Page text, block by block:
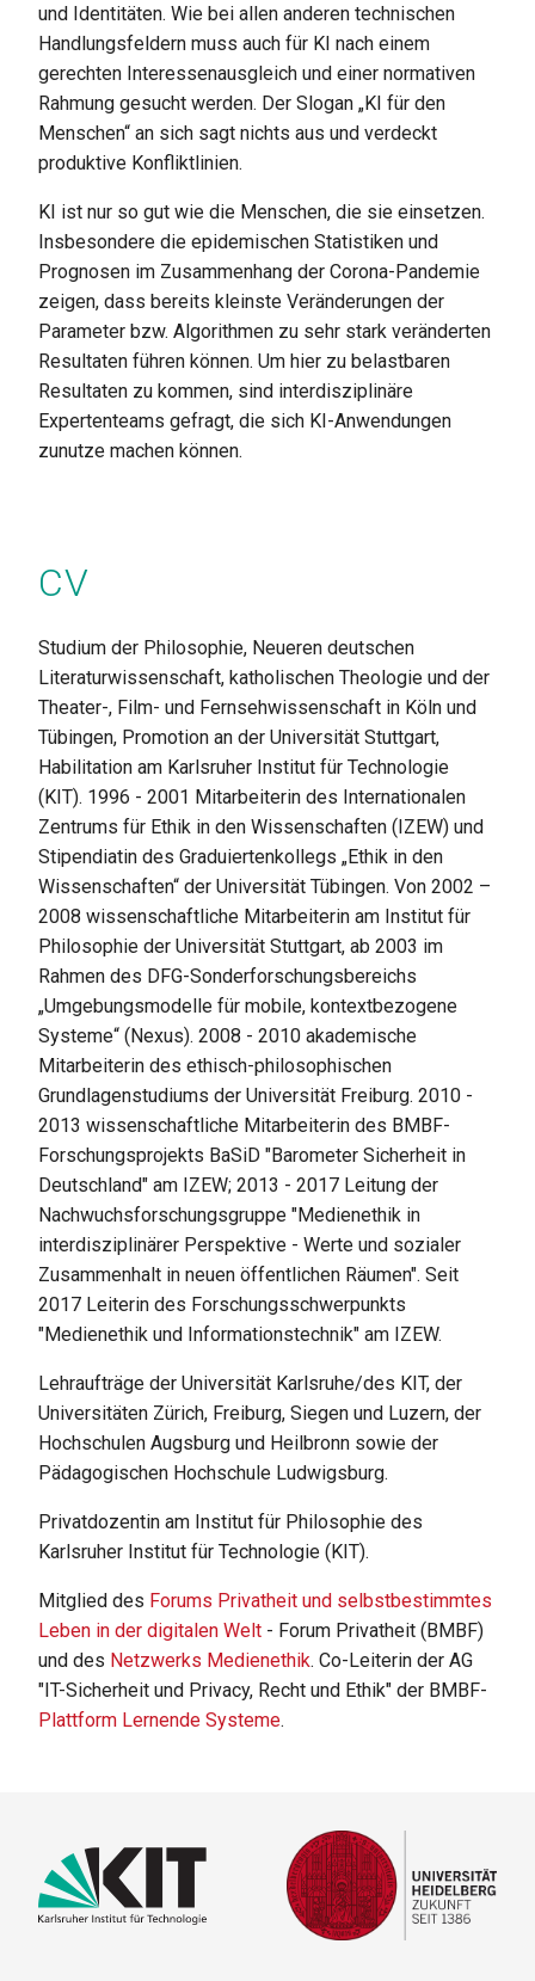
und Identitäten. Wie bei allen anderen technischen
Handlungsfeldern muss auch für KI nach einem
gerechten Interessenausgleich und einer normativen
Rahmung gesucht werden. Der Slogan „KI für den
Menschen“ an sich sagt nichts aus und verdeckt
produktive Konfliktlinien.
KI ist nur so gut wie die Menschen, die sie einsetzen.
Insbesondere die epidemischen Statistiken und
Prognosen im Zusammenhang der Corona-Pandemie
zeigen, dass bereits kleinste Veränderungen der
Parameter bzw. Algorithmen zu sehr stark veränderten
Resultaten führen können. Um hier zu belastbaren
Resultaten zu kommen, sind interdisziplinäre
Expertenteams gefragt, die sich KI-Anwendungen
zunutze machen können.
CV
Studium der Philosophie, Neueren deutschen
Literaturwissenschaft, katholischen Theologie und der
Theater-, Film- und Fernsehwissenschaft in Köln und
Tübingen, Promotion an der Universität Stuttgart,
Habilitation am Karlsruher Institut für Technologie
(KIT). 1996 - 2001 Mitarbeiterin des Internationalen
Zentrums für Ethik in den Wissenschaften (IZEW) und
Stipendiatin des Graduiertenkollegs „Ethik in den
Wissenschaften“ der Universität Tübingen. Von 2002 –
2008 wissenschaftliche Mitarbeiterin am Institut für
Philosophie der Universität Stuttgart, ab 2003 im
Rahmen des DFG-Sonderforschungsbereichs
„Umgebungsmodelle für mobile, kontextbezogene
Systeme“ (Nexus). 2008 - 2010 akademische
Mitarbeiterin des ethisch-philosophischen
Grundlagenstudiums der Universität Freiburg. 2010 -
2013 wissenschaftliche Mitarbeiterin des BMBF-
Forschungsprojekts BaSiD "Barometer Sicherheit in
Deutschland" am IZEW; 2013 - 2017 Leitung der
Nachwuchsforschungsgruppe "Medienethik in
interdisziplinärer Perspektive - Werte und sozialer
Zusammenhalt in neuen öffentlichen Räumen". Seit
2017 Leiterin des Forschungsschwerpunkts
"Medienethik und Informationstechnik" am IZEW.
Lehraufträge der Universität Karlsruhe/des KIT, der
Universitäten Zürich, Freiburg, Siegen und Luzern, der
Hochschulen Augsburg und Heilbronn sowie der
Pädagogischen Hochschule Ludwigsburg.
Privatdozentin am Institut für Philosophie des
Karlsruher Institut für Technologie (KIT).
Mitglied des Forums Privatheit und selbstbestimmtes
Leben in der digitalen Welt - Forum Privatheit (BMBF)
und des Netzwerks Medienethik. Co-Leiterin der AG
"IT-Sicherheit und Privacy, Recht und Ethik" der BMBF-
Plattform Lernende Systeme.